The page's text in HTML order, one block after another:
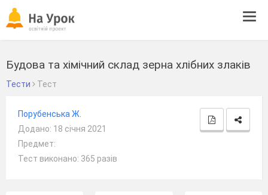
Будова та хімічний склад зерна хлібних злаків
Тести Тест
Порубенська Ж.
Додано: 18 січня 2021
Предмет:
Тест виконано: 365 разів